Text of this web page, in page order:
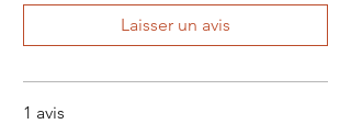
Laisser un avis
1 avis